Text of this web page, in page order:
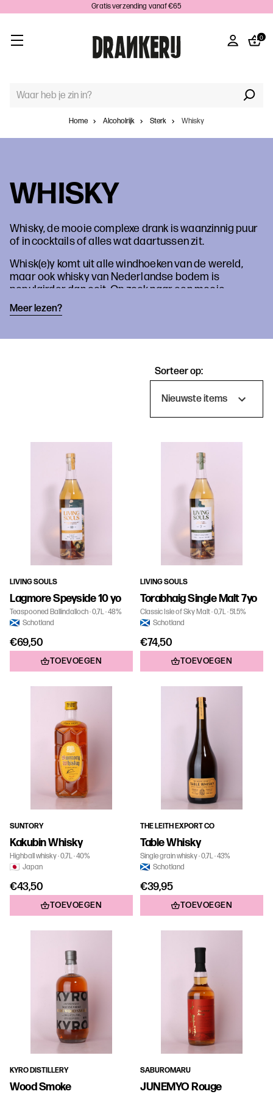
Gratis verzending vanaf €65
0
TREFWOORD
Home
Alcoholrijk Sterk Whisky
WHISKY
Whisky, de mooie complexe drank is waanzinnig puur
of in cocktails of alles wat daartussen zit.
Whisk(e)y komt uit alle windhoeken van de wereld,
maar ook whisky van Nederlandse bodem is
populairder dan ooit. Op zoek naar een mooie
whisky? Je zit hier goed!
Meer lezen?
Sorteer op:
Producten
LIVING SOULS
Lagmore Speyside 10 yo
Teaspooned Ballindalloch 0,7L 48%
Schotland
€69,50
TOEVOEGEN
LIVING SOULS
Torabhaig Single Malt 7yo
Classic Isle of Sky Malt 0,7L 51.5%
Schotland
€74,50
TOEVOEGEN
SUNTORY
Kakubin Whisky
Highball whisky 0,7L 40%
Japan
€43,50
TOEVOEGEN
THE LEITH EXPORT CO
Table Whisky
Single grain whisky 0,7L 43%
Schotland
€39,95
TOEVOEGEN
KYRO DISTILLERY
Wood Smoke
SABUROMARU
JUNEMYO Rouge